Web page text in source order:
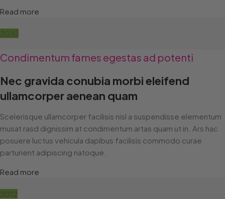
Read more
2010
Condimentum fames egestas ad potenti
Nec gravida conubia morbi eleifend
ullamcorper aenean quam
Scelerisque ullamcorper facilisis nisl a suspendisse elementum
musat rasd dignissim at condimentum artas quam ut in. Ars hac
posuere luctus vehicula dapibus facilisis commodo curae
parturient adipiscing natoque.
Read more
2012